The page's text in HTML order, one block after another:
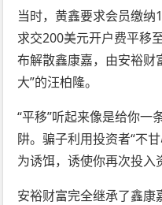
当时，黄鑫要求会员缴
求交200美元开户费平移
布解散鑫康嘉，由安裕财
大”的汪柏隆。
“平移”听起来像是给你一
阱。骗子利用投资者“不
为诱饵，诱使你再次投入
安裕财富完全继承了鑫康